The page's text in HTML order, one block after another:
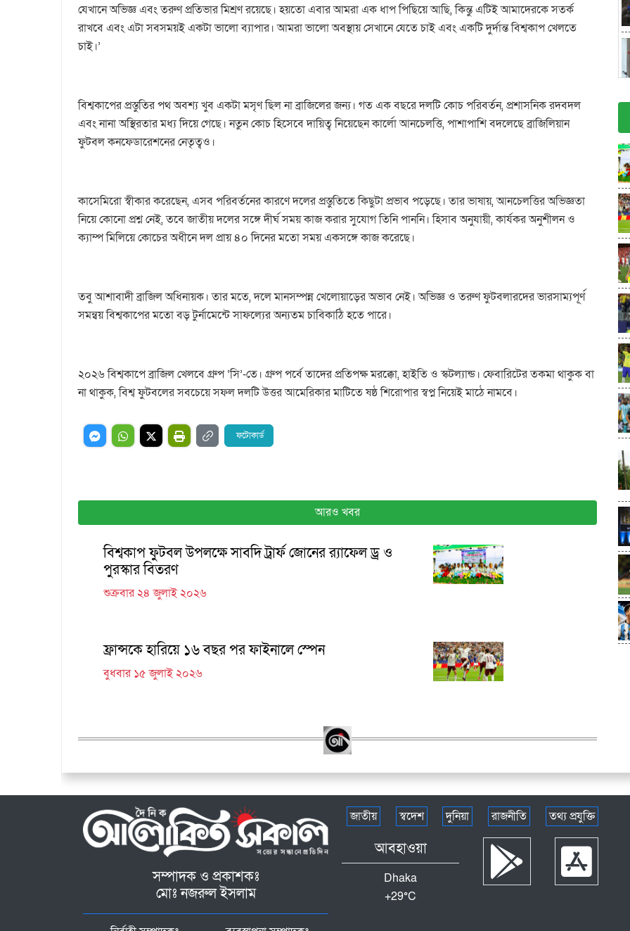
যেখানে অভিজ্ঞ এবং তরুণ প্রতিভার মিশ্রণ রয়েছে। হয়তো এবার আমরা এক ধাপ পিছিয়ে আছি, কিন্তু এটিই আমাদেরকে সতর্ক
রাখবে এবং এটা সবসময়ই একটা ভালো ব্যাপার। আমরা ভালো অবস্থায় সেখানে যেতে চাই এবং একটি দুর্দান্ত বিশ্বকাপ খেলতে
চাই।’
বিশ্বকাপের প্রস্তুতির পথ অবশ্য খুব একটা মসৃণ ছিল না ব্রাজিলের জন্য। গত এক বছরে দলটি কোচ পরিবর্তন, প্রশাসনিক রদবদল
এবং নানা অস্থিরতার মধ্য দিয়ে গেছে। নতুন কোচ হিসেবে দায়িত্ব নিয়েছেন কার্লো আনচেলত্তি, পাশাপাশি বদলেছে ব্রাজিলিয়ান
ফুটবল কনফেডারেশনের নেতৃত্বও।
কাসেমিরো স্বীকার করেছেন, এসব পরিবর্তনের কারণে দলের প্রস্তুতিতে কিছুটা প্রভাব পড়েছে। তার ভাষায়, আনচেলত্তির অভিজ্ঞতা
নিয়ে কোনো প্রশ্ন নেই, তবে জাতীয় দলের সঙ্গে দীর্ঘ সময় কাজ করার সুযোগ তিনি পাননি। হিসাব অনুযায়ী, কার্যকর অনুশীলন ও
ক্যাম্প মিলিয়ে কোচের অধীনে দল প্রায় ৪০ দিনের মতো সময় একসঙ্গে কাজ করেছে।
তবু আশাবাদী ব্রাজিল অধিনায়ক। তার মতে, দলে মানসম্পন্ন খেলোয়াড়ের অভাব নেই। অভিজ্ঞ ও তরুণ ফুটবলারদের ভারসাম্যপূর্ণ
সমন্বয় বিশ্বকাপের মতো বড় টুর্নামেন্টে সাফল্যের অন্যতম চাবিকাঠি হতে পারে।
২০২৬ বিশ্বকাপে ব্রাজিল খেলবে গ্রুপ ‘সি’-তে। গ্রুপ পর্বে তাদের প্রতিপক্ষ মরক্কো, হাইতি ও স্কটল্যান্ড। ফেবারিটের তকমা থাকুক বা
না থাকুক, বিশ্ব ফুটবলের সবচেয়ে সফল দলটি উত্তর আমেরিকার মাটিতে ষষ্ঠ শিরোপার স্বপ্ন নিয়েই মাঠে নামবে।
ফটোকার্ড
আরও খবর
বিশ্বকাপ ফুটবল উপলক্ষে সাবদি ট্রার্ফ জোনের র‍্যাফেল ড্র ও
পুরস্কার বিতরণ
শুক্রবার ২৪ জুলাই ২০২৬
ফ্রান্সকে হারিয়ে ১৬ বছর পর ফাইনালে স্পেন
বুধবার ১৫ জুলাই ২০২৬
সম্পাদক ও প্রকাশকঃ
মোঃ নজরুল ইসলাম
জাতীয় স্বদেশ দুনিয়া রাজনীতি তথ্য প্রযুক্তি
আবহাওয়া
Dhaka
+29°C